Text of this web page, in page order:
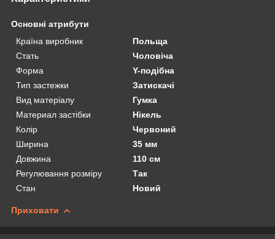
Основні атрибути
Країна виробник
Польща
Стать
Чоловіча
Форма
Y-подібна
Тип застежки
Затискачі
Вид матеріалу
Гумка
Материал застібки
Нікель
Колір
Червоний
Ширина
35 мм
Довжина
110 см
Регулювання розміру
Так
Стан
Новий
Приховати